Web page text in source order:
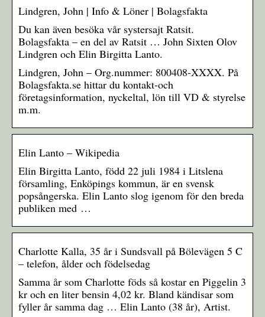
Lindgren, John | Info & Löner | Bolagsfakta
Du kan även besöka vår systersajt Ratsit.
Bolagsfakta – en del av Ratsit … John Sixten Olov
Lindgren och Elin Birgitta Lanto.
Lindgren, John – Org.nummer: 800408-XXXX. På
Bolagsfakta.se hittar du kontakt-och
företagsinformation, nyckeltal, lön till VD & styrelse
m.m.
Elin Lanto – Wikipedia
Elin Birgitta Lanto, född 22 juli 1984 i Litslena
församling, Enköpings kommun, är en svensk
popsångerska. Elin Lanto slog igenom för den breda
publiken med …
Charlotte Kalla, 35 år i Sundsvall på Bölevägen 5 C
– telefon, ålder och födelsedag
Samma år som Charlotte föds så kostar en Piggelin 3
kr och en liter bensin 4,02 kr. Bland kändisar som
fyller år samma dag … Elin Lanto (38 år), Artist.